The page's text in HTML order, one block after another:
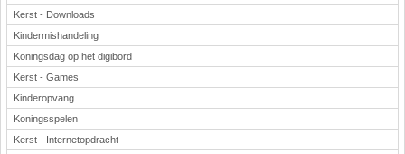
Kerst - Downloads
Kindermishandeling
Koningsdag op het digibord
Kerst - Games
Kinderopvang
Koningsspelen
Kerst - Internetopdracht